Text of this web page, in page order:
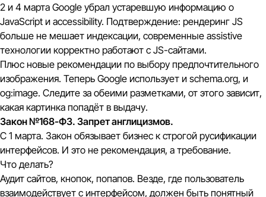
2 и 4 марта Google убрал устаревшую информацию о
JavaScript и accessibility. Подтверждение: рендеринг JS
больше не мешает индексации, современные assistive
технологии корректно работают с JS-сайтами.
Плюс новые рекомендации по выбору предпочтительного
изображения. Теперь Google использует и schema.org, и
og:image. Следите за обеими разметками, от этого зависит,
какая картинка попадёт в выдачу.
Закон №168-ФЗ. Запрет англицизмов.
С 1 марта. Закон обязывает бизнес к строгой русификации
интерфейсов. И это не рекомендация, а требование.
Что делать?
Аудит сайтов, кнопок, попапов. Везде, где пользователь
взаимодействует с интерфейсом, должен быть понятный